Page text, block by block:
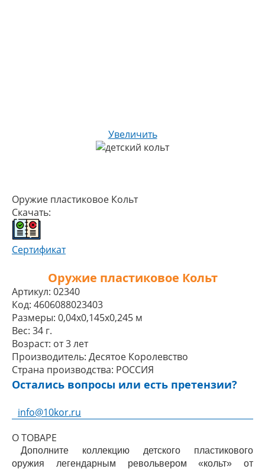
Увеличить
Оружие пластиковое Кольт
Скачать:
Сертификат
Оружие пластиковое Кольт
Артикул: 02340
Код: 4606088023403
Размеры: 0,04x0,145x0,245 м
Вес: 34 г.
Возраст: от 3 лет
Производитель: Десятое Королевство
Страна производства: РОССИЯ
Остались вопросы или есть претензии?
info@10kor.ru
О ТОВАРЕ
Дополните коллекцию детского пластикового
оружия легендарным револьвером «кольт» от